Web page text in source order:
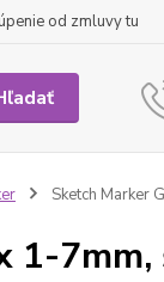
od zmluvy tu
Sketch Marker
1-7mm,